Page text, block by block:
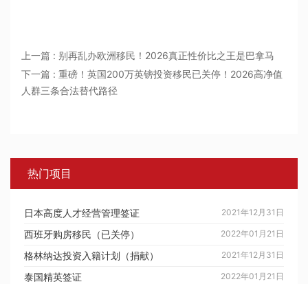
上一篇 : 别再乱办欧洲移民！2026真正性价比之王是巴拿马
下一篇 : 重磅！英国200万英镑投资移民已关停！2026高净值
人群三条合法替代路径
热门项目
2021年12月31日
日本高度人才经营管理签证
2022年01月21日
西班牙购房移民（已关停）
2021年12月31日
格林纳达投资入籍计划（捐献）
2022年01月21日
泰国精英签证